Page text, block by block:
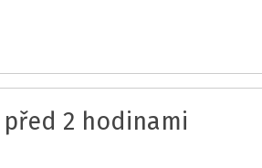
před 2 hodinami